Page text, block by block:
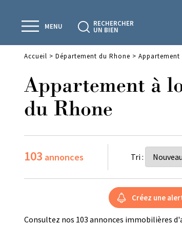
RECHERCHER
UN BIEN
MENU
Accueil > Département du Rhone >
Appartement à
du Rhone
103 annonces Tri :
Consultez nos 103 annonces immobilières